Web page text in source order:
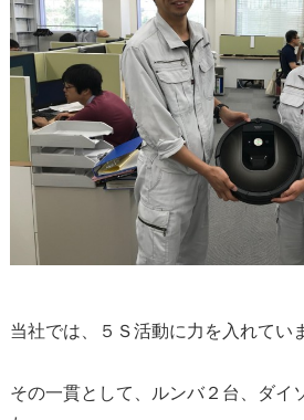
当社では、５Ｓ活動に力を入れてい
その一貫として、ルンバ２台、ダイ